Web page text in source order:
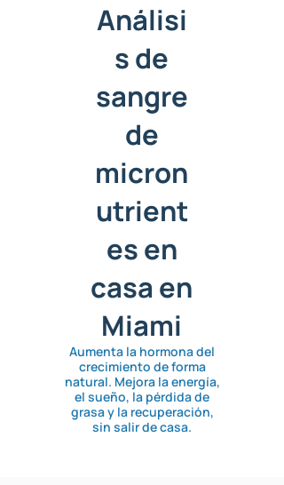
Análisi
s de
sangre
de
micron
utrient
es en
casa en
Miami
Aumenta la hormona del
crecimiento de forma
natural. Mejora la energía,
el sueño, la pérdida de
grasa y la recuperación,
sin salir de casa.